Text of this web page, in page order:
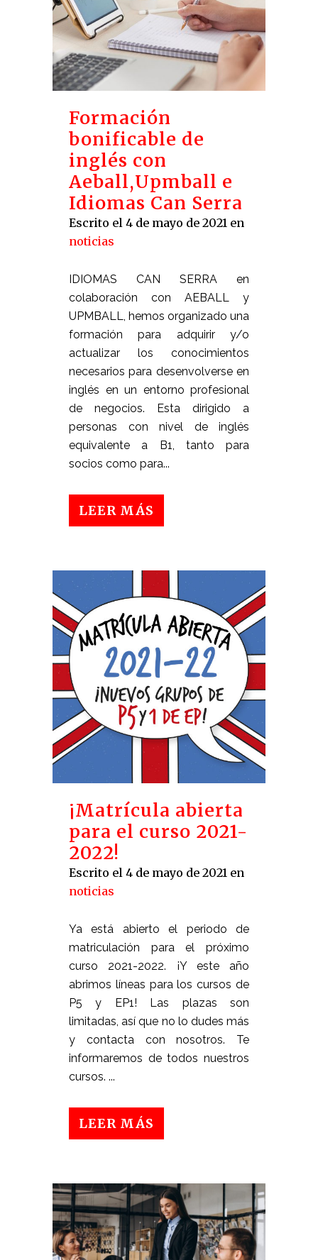
Formación
bonificable de
inglés con
Aeball,Upmball e
Idiomas Can Serra
Escrito el 4 de mayo de 2021 en
noticias
IDIOMAS CAN SERRA en
colaboración con AEBALL y
UPMBALL, hemos organizado una
formación para adquirir y/o
actualizar los conocimientos
necesarios para desenvolverse en
inglés en un entorno profesional
de negocios. Esta dirigido a
personas con nivel de inglés
equivalente a B1, tanto para
socios como para...
LEER MÁS
¡Matrícula abierta
para el curso 2021-
2022!
Escrito el 4 de mayo de 2021 en
noticias
Ya está abierto el periodo de
matriculación para el próximo
curso 2021-2022. ¡Y este año
abrimos líneas para los cursos de
P5 y EP1! Las plazas son
limitadas, así que no lo dudes más
y contacta con nosotros. Te
informaremos de todos nuestros
cursos. ...
LEER MÁS